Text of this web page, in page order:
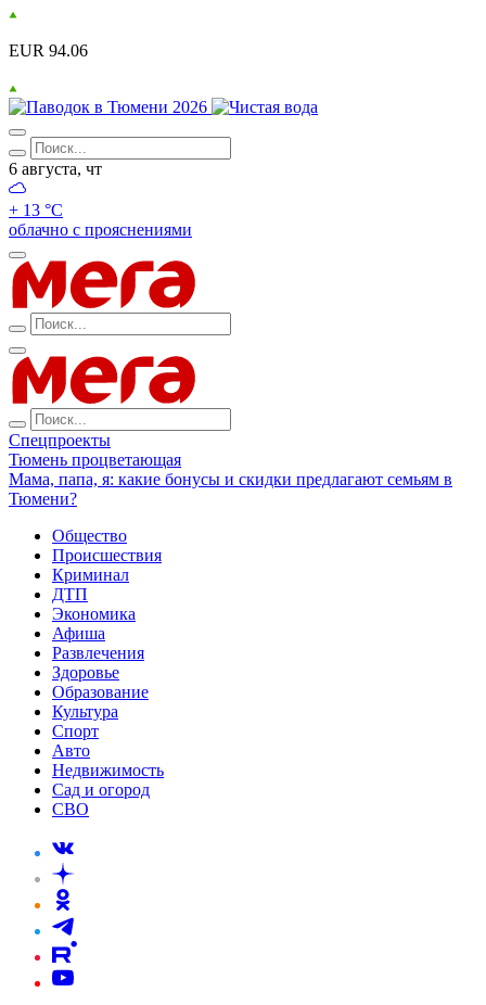
EUR 94.06
6 августа, чт
+ 13 °С
облачно с прояснениями
Спецпроекты
Тюмень процветающая
Мама, папа, я: какие бонусы и скидки предлагают семьям в
Тюмени?
Общество
Происшествия
Криминал
ДТП
Экономика
Афиша
Развлечения
Здоровье
Образование
Культура
Спорт
Авто
Недвижимость
Сад и огород
СВО